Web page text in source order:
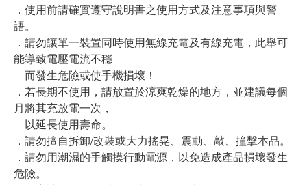
．使用前請確實遵守說明書之使用方式及注意事項與警
語。
．請勿讓單一裝置同時使用無線充電及有線充電，此舉可
能導致電壓電流不穩
而發生危險或使手機損壞！
．若長期不使用，請放置於涼爽乾燥的地方，並建議每個
月將其充放電一次，
以延長使用壽命。
．請勿擅自拆卸/改裝或大力搖晃、震動、敲、撞擊本品。
．請勿用潮濕的手觸摸行動電源，以免造成產品損壞發生
危險。